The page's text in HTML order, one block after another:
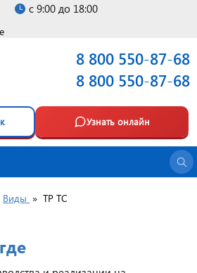
с 9:00 до 18:00
8 800 550-87-68
8 800 550-87-68
Узнать онлайн
Виды » ТР ТС